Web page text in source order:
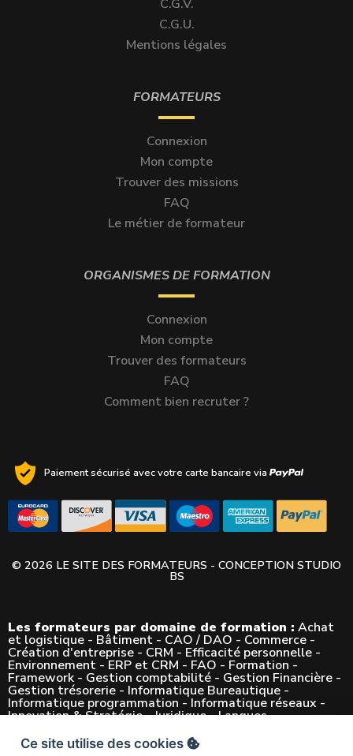
C.G.V.
C.G.U.
Mentions légales
FORMATEURS
Connexion
Mon compte
Trouver des missions
FAQ
Le métier de formateur
ORGANISMES DE FORMATION
Connexion
Mon compte
Trouver des formateurs
FAQ
Comment bien recruter ?
Paiement sécurisé avec votre carte bancaire via
© 2026 LE SITE DES FORMATEURS - CONCEPTION STUDIO
BS
Les formateurs par domaine de formation : Achat
et logistique - Bâtiment - CAO / DAO - Commerce -
Création d'entreprise - CRM - Efficacité personnelle -
Environnement - ERP et CRM - FAO - Formation -
Framework - Gestion comptabilité - Gestion Financière -
Gestion trésorerie - Informatique Bureautique -
Informatique programmation - Informatique réseaux -
Innovation & Stratégie-Juridique-Langues-
de l'Architecture-Métiers de l'Esthétique
Ce site utilise des cookies 